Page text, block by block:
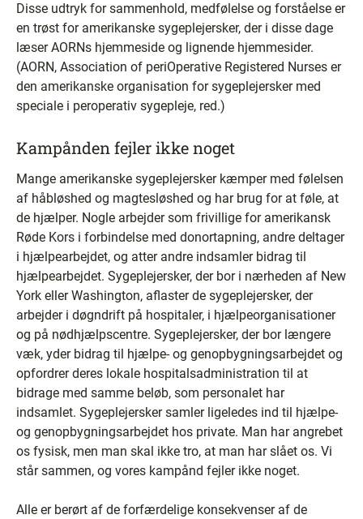
Disse udtryk for sammenhold, medfølelse og forståelse er
en trøst for amerikanske sygeplejersker, der i disse dage
læser AORNs hjemmeside og lignende hjemmesider.
(AORN, Association of periOperative Registered Nurses er
den amerikanske organisation for sygeplejersker med
speciale i peroperativ sygepleje, red.)
Kampånden fejler ikke noget
Mange amerikanske sygeplejersker kæmper med følelsen
af håbløshed og magtesløshed og har brug for at føle, at
de hjælper. Nogle arbejder som frivillige for amerikansk
Røde Kors i forbindelse med donortapning, andre deltager
i hjælpearbejdet, og atter andre indsamler bidrag til
hjælpearbejdet. Sygeplejersker, der bor i nærheden af New
York eller Washington, aflaster de sygeplejersker, der
arbejder i døgndrift på hospitaler, i hjælpeorganisationer
og på nødhjælpscentre. Sygeplejersker, der bor længere
væk, yder bidrag til hjælpe- og genopbygningsarbejdet og
opfordrer deres lokale hospitalsadministration til at
bidrage med samme beløb, som personalet har
indsamlet. Sygeplejersker samler ligeledes ind til hjælpe-
og genopbygningsarbejdet hos private. Man har angrebet
os fysisk, men man skal ikke tro, at man har slået os. Vi
står sammen, og vores kampånd fejler ikke noget.
Alle er berørt af de forfærdelige konsekvenser af de